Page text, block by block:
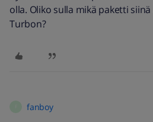
olla. Oliko sulla mikä paketti
Turbon?
fanboy